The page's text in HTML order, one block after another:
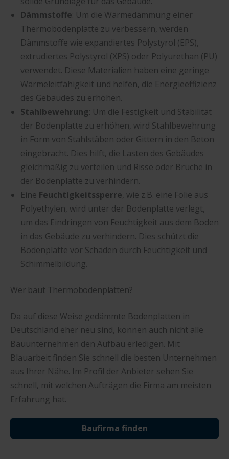
Dämmstoffe: Um die Wärmedämmung einer
Thermobodenplatte zu verbessern, werden
Dämmstoffe wie expandiertes Polystyrol (EPS),
extrudiertes Polystyrol (XPS) oder Polyurethan (PU)
verwendet. Diese Materialien haben eine geringe
Wärmeleitfähigkeit und helfen, die Energieeffizienz
des Gebäudes zu erhöhen.
Stahlbewehrung: Um die Festigkeit und Stabilität
der Bodenplatte zu erhöhen, wird Stahlbewehrung
in Form von Stahlstäben oder Gittern in den Beton
eingebracht. Dies hilft, die Lasten des Gebäudes
gleichmäßig zu verteilen und Risse oder Brüche in
der Bodenplatte zu verhindern.
Eine Feuchtigkeitssperre, wie z.B. eine Folie aus
Polyethylen, wird unter der Bodenplatte verlegt,
um das Eindringen von Feuchtigkeit aus dem Boden
in das Gebäude zu verhindern. Dies schützt die
Bodenplatte vor Schäden durch Feuchtigkeit und
Schimmelbildung.
Wer baut Thermobodenplatten?
Da auf diese Weise gedämmte Bodenplatten in
Deutschland eher neu sind, können auch nicht alle
Bauunternehmen den Aufbau erledigen. Mit
Blauarbeit finden Sie schnell die besten Unternehmen
aus Ihrer Nähe. Im Profil der Anbieter sehen Sie
schnell, mit welchen Aufträgen die Firma am meisten
Erfahrung hat.
Baufirma finden